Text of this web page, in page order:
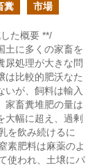
糞 市場
た概要 **/
土に多くの家畜を
尿処理が大きな問
は比較的肥沃なた
いが、飼料は輸入
家畜糞堆肥の量は
大幅に超え、過剰
を飲み続けるに
素肥料は麻薬のよ
使われ、土壌にパ